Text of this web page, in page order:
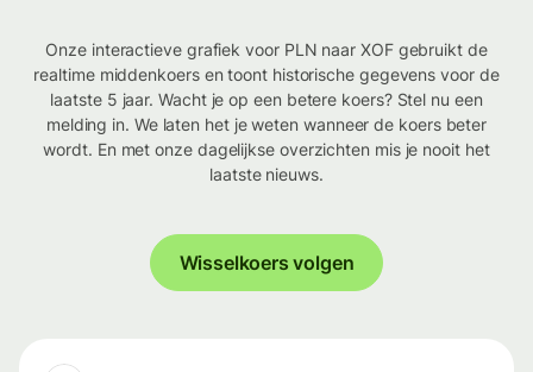
Onze interactieve grafiek voor PLN naar XOF gebruikt de
realtime middenkoers en toont historische gegevens voor de
laatste 5 jaar. Wacht je op een betere koers? Stel nu een
melding in. We laten het je weten wanneer de koers beter
wordt. En met onze dagelijkse overzichten mis je nooit het
laatste nieuws.
Wisselkoers volgen